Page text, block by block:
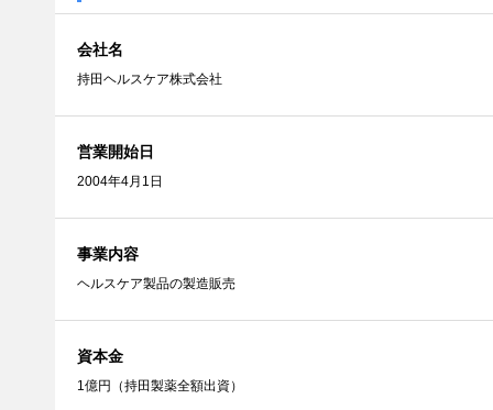
会社名
持田ヘルスケア株式会社
営業開始日
2004年4月1日
事業内容
ヘルスケア製品の製造販売
資本金
1億円（持田製薬全額出資）